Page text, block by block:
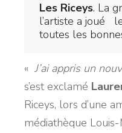
Les Riceys. La
l’artiste a joué
toutes les
« J’ai appris un
s’est exclamé
Riceys, lors d’une
médiathèque